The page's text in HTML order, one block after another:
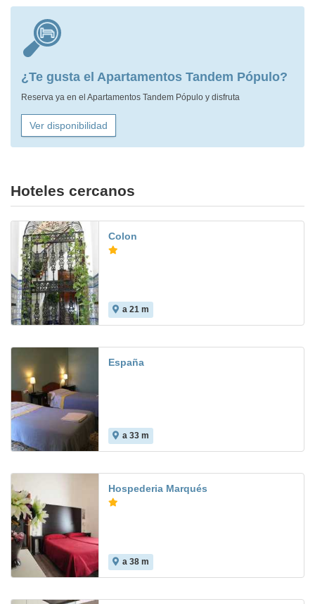
¿Te gusta el Apartamentos Tandem Pópulo?
Reserva ya en el Apartamentos Tandem Pópulo y disfruta
Ver disponibilidad
Hoteles cercanos
Colon
a 21 m
España
a 33 m
Hospederia Marqués
a 38 m